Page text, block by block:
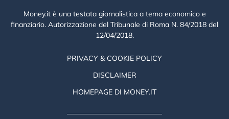
Money.it è una testata giornalistica a tema economico e
finanziario. Autorizzazione del Tribunale di Roma N. 84/2018 del
12/04/2018.
PRIVACY & COOKIE POLICY
DISCLAIMER
HOMEPAGE DI MONEY.IT